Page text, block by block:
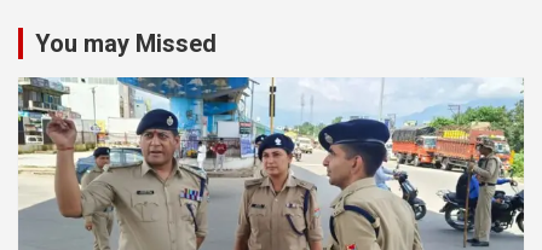
You may Missed